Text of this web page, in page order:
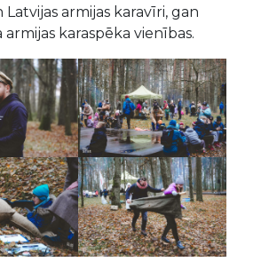
Latvijas armijas karavīri, gan
karaspēka vienības.